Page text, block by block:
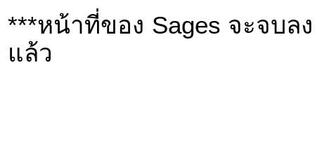
***หน้าที่ของ Sages จะจบล
แล้ว